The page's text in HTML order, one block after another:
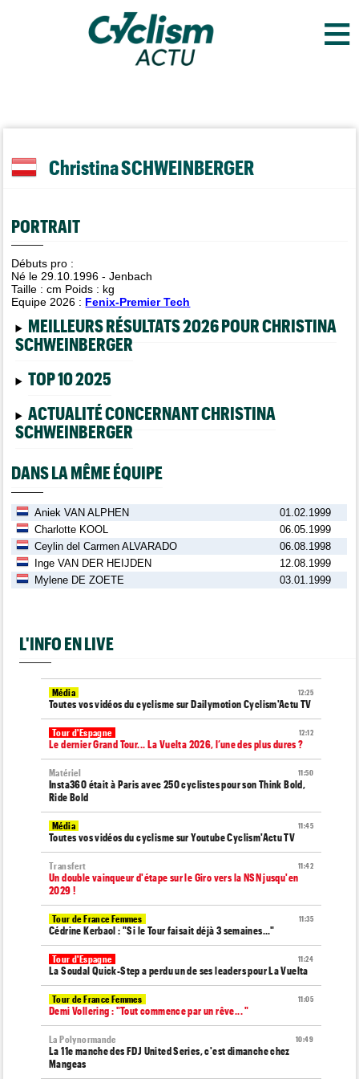
≡
Christina SCHWEINBERGER
PORTRAIT
Débuts pro :
Né le 29.10.1996 - Jenbach
Taille :cm Poids : kg
Equipe 2026 : Fenix-Premier Tech
MEILLEURS RÉSULTATS 2026 POUR CHRISTINA
SCHWEINBERGER
TOP 10 2025
ACTUALITÉ CONCERNANT CHRISTINA
SCHWEINBERGER
DANS LA MÊME ÉQUIPE
Aniek VAN ALPHEN
01.02.1999
Charlotte KOOL
06.05.1999
Ceylin del Carmen ALVARADO
06.08.1998
Inge VAN DER HEIJDEN
12.08.1999
Mylene DE ZOETE
03.01.1999
L'INFO EN LIVE
12:25
Média
Toutes vos vidéos du cyclisme sur Dailymotion Cyclism'Actu TV
12:12
Tour d'Espagne
Le dernier Grand Tour... La Vuelta 2026, l’une des plus dures ?
11:50
Matériel
Insta360 était à Paris avec 250 cyclistes pour son Think Bold,
Ride Bold
11:45
Média
Toutes vos vidéos du cyclisme sur Youtube Cyclism'Actu TV
11:42
Transfert
Un double vainqueur d'étape sur le Giro vers la NSN jusqu'en
2029 !
11:35
Tour de France Femmes
Cédrine Kerbaol : "Si le Tour faisait déjà 3 semaines..."
11:24
Tour d'Espagne
La Soudal Quick-Step a perdu un de ses leaders pour La Vuelta
11:05
Tour de France Femmes
Demi Vollering : "Tout commence par un rêve... "
10:49
La Polynormande
La 11e manche des FDJ United Series, c'est dimanche chez
Mangeas